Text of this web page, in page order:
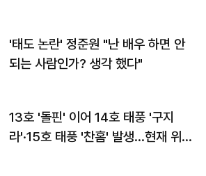
'태도 논란' 정준원 "난 배우 하면 안
되는 사람인가? 생각 했다"
13호 '돌핀' 이어 14호 태풍 '구지
라'·15호 태풍 '찬홈' 발생…현재 위